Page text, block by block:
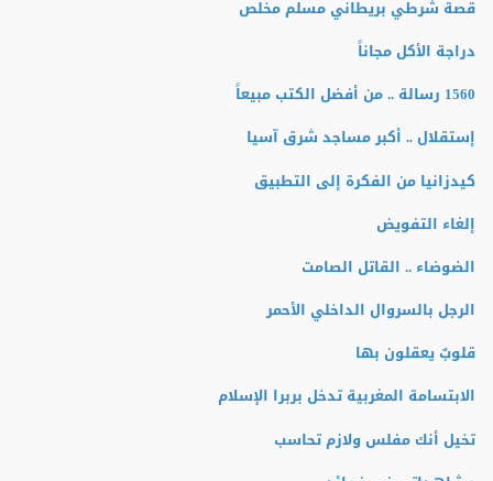
قصة شرطي بريطاني مسلم مخلص
دراجة الأكل مجاناً
1560 رسالة .. من أفضل الكتب مبيعاً
إستقلال .. أكبر مساجد شرق آسيا
كيدزانيا من الفكرة إلى التطبيق
إلغاء التفويض
الضوضاء .. القاتل الصامت
الرجل بالسروال الداخلي الأحمر
قلوبٌ يعقلون بها
الابتسامة المغربية تدخل بربرا الإسلام
تخيل أنك مفلس ولازم تحاسب